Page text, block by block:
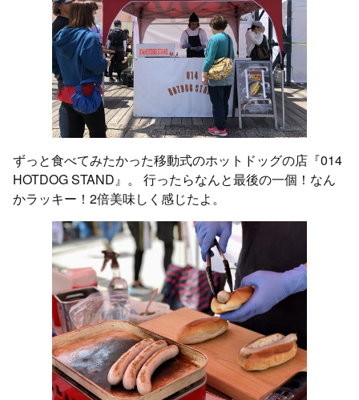
ずっと食べてみたかった移動式のホットドッグの店『014
HOTDOG STAND』。 行ったらなんと最後の一個！なん
かラッキー！2倍美味しく感じたよ。